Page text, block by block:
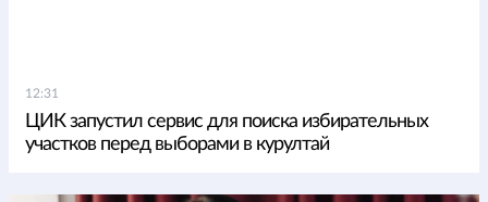
12:31
ЦИК запустил сервис для поиска избирательных
участков перед выборами в курултай